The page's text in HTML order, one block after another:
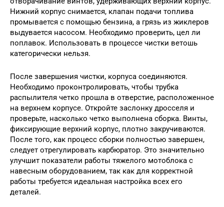
Нижний корпус снимается, клапан подачи топлива
промывается с помощью бензина, а грязь из жиклеров
выдувается насосом. Необходимо проверить, цел ли
поплавок. Использовать в процессе чистки ветошь
категорически нельзя.
После завершения чистки, корпуса соединяются.
Необходимо проконтролировать, чтобы трубка
распылителя четко прошла в отверстие, расположенное
на верхнем корпусе. Откройте заслонку дросселя и
проверьте, насколько четко выполнена сборка. Винты,
фиксирующие верхний корпус, плотно закручиваются.
После того, как процесс сборки полностью завершен,
следует отрегулировать карбюратор. Это значительно
улучшит показатели работы тяжелого мотоблока с
навесным оборудованием, так как для корректной
работы требуется идеальная настройка всех его
деталей.